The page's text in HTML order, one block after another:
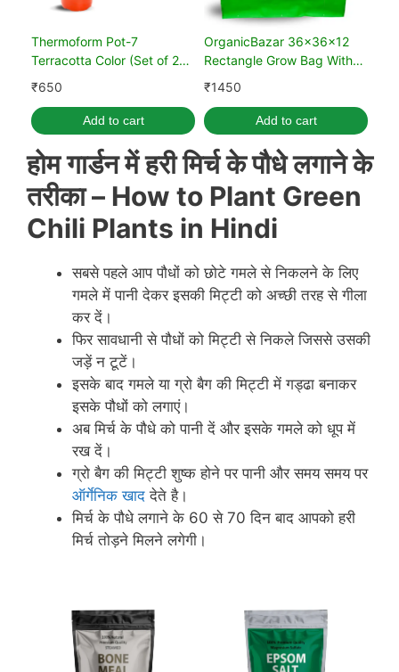
Thermoform Pot-7
Terracotta Color (Set of 20)
(18 cm)
₹650
Add to cart
OrganicBazar 36x36x12
Rectangle Grow Bag With
Supporting Pvc Pipes Extra
Grow Bags (Pack of 1)
₹1450
Add to cart
होम गार्डन में हरी मिर्च के पौधे लगाने के
तरीका– How to Plant Green
Chili Plants in Hindi
सबसे पहले आप पौधों को छोटे गमले से निकलने के लिए
गमले में पानी देकर इसकी मिट्टी को अच्छी तरह से गीला
कर दें।
फिर सावधानी से पौधों को मिट्टी से निकले जिससे उसकी
जड़ें न टूटें।
इसके बाद गमले या ग्रो बैग की मिट्टी में गड्ढा बनाकर
इसके पौधों को लगाएं।
अब मिर्च के पौधे को पानी दें और इसके गमले को धूप में
रख दें।
ग्रो बैग की मिट्टी शुष्क होने पर पानी और समय समय पर
ऑर्गेनिक खाद देते है।
मिर्च के पौधे लगाने के 60 से 70 दिन बाद आपको हरी
मिर्च तोड़ने मिलने लगेगी।